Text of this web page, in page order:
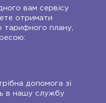
вам сервісу
отримати
тарифного плану,
допомога зі
в нашу службу